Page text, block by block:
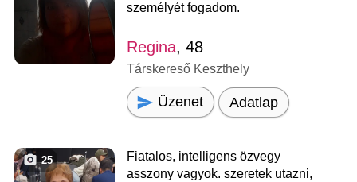
személyét fogadom.
Regina, 48
Társkereső Keszthely
Üzenet Adatlap
25
Fiatalos, intelligens özvegy
asszony vagyok. szeretek utazni,